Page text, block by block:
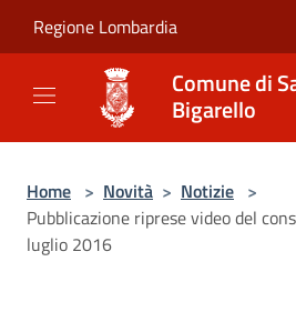
Regione Lombardia
Comune di
Bigarello
Home > Novità > Notizie >
Pubblicazione riprese video del
luglio 2016